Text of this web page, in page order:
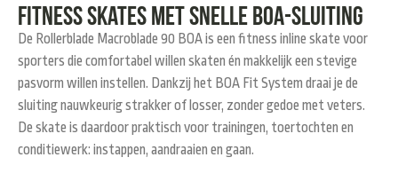
Fitness skates met snelle BOA-sluiting
De Rollerblade Macroblade 90 BOAis een fitness inline skate voor
sporters die comfortabel willen skaten én makkelijk een stevige
pasvorm willen instellen. Dankzij het BOA Fit System draai je de
sluiting nauwkeurig strakker of losser, zonder gedoe met veters.
De skate is daardoor praktisch voor trainingen, toertochten en
conditiewerk: instappen, aandraaien en gaan.